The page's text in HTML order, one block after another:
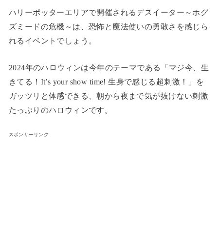
ハリーポッターエリアで開催されるデスイーター～ホグ
ズミードの危機～は、恐怖と魔法使いの勇敢さを感じら
れるイベントでしょう。
2024年のハロウィンは今年のテーマである「マジ今、生
きてる！It’s your show time! 生身で感じる超刺激！」を
ガッツリと体感できる、朝から夜まで気が抜けない刺激
たっぷりのハロウィンです。
スポンサーリンク